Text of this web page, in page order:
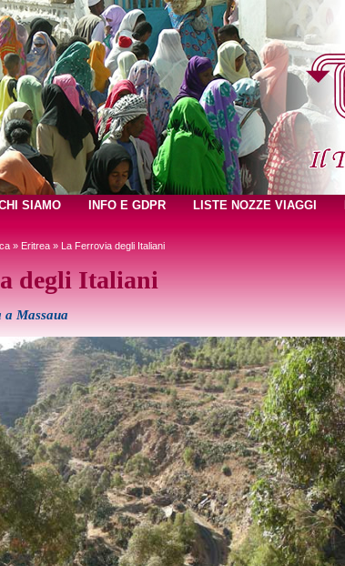
SIAMO INFO E GDPR LISTE NOZZE VIAGGI
» Eritrea» La Ferrovia degli Italiani
degli Italiani
a Massaua